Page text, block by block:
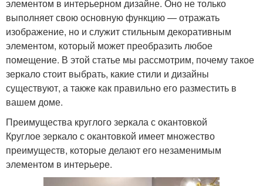
элементом в интерьерном дизайне. Оно не только
выполняет свою основную функцию — отражать
изображение, но и служит стильным декоративным
элементом, который может преобразить любое
помещение. В этой статье мы рассмотрим, почему такое
зеркало стоит выбрать, какие стили и дизайны
существуют, а также как правильно его разместить в
вашем доме.
Преимущества круглого зеркала с окантовкой
Круглое зеркало с окантовкой имеет множество
преимуществ, которые делают его незаменимым
элементом в интерьере.